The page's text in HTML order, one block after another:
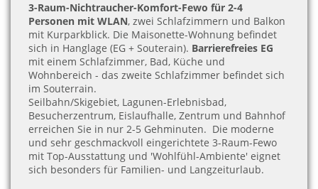
3-Raum-Nichtraucher-Komfort-Fewo für 2-4
Personen mit WLAN, zwei Schlafzimmern und Balkon
mit Kurparkblick. Die Maisonette-Wohnung befindet
sich in Hanglage (EG + Souterain). Barrierefreies EG
mit einem Schlafzimmer, Bad, Küche und
Wohnbereich - das zweite Schlafzimmer befindet sich
im Souterrain.
Seilbahn/Skigebiet, Lagunen-Erlebnisbad,
Besucherzentrum, Eislaufhalle, Zentrum und Bahnhof
erreichen Sie in nur 2-5 Gehminuten. Die moderne
und sehr geschmackvoll eingerichtete 3-Raum-Fewo
mit Top-Ausstattung und 'Wohlfühl-Ambiente' eignet
sich besonders für Familien- und Langzeiturlaub.